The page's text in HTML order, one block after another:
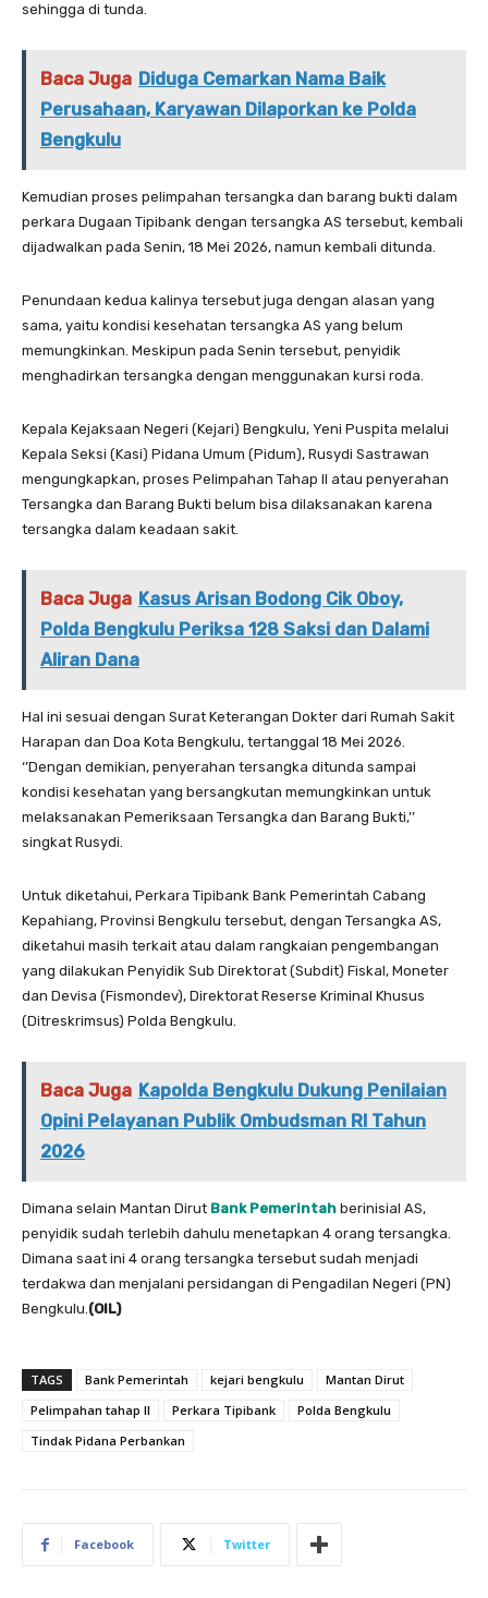
sehingga di tunda.
Baca Juga Diduga Cemarkan Nama Baik
Perusahaan, Karyawan Dilaporkan ke Polda
Bengkulu
Kemudian proses pelimpahan tersangka dan barang bukti dalam
perkara Dugaan Tipibank dengan tersangka AS tersebut, kembali
dijadwalkan pada Senin, 18 Mei 2026, namun kembali ditunda.
Penundaan kedua kalinya tersebut juga dengan alasan yang
sama, yaitu kondisi kesehatan tersangka AS yang belum
memungkinkan. Meskipun pada Senin tersebut, penyidik
menghadirkan tersangka dengan menggunakan kursi roda.
Kepala Kejaksaan Negeri (Kejari) Bengkulu, Yeni Puspita melalui
Kepala Seksi (Kasi) Pidana Umum (Pidum), Rusydi Sastrawan
mengungkapkan, proses Pelimpahan Tahap II atau penyerahan
Tersangka dan Barang Bukti belum bisa dilaksanakan karena
tersangka dalam keadaan sakit.
Baca Juga Kasus Arisan Bodong Cik Oboy,
Polda Bengkulu Periksa 128 Saksi dan Dalami
Aliran Dana
Hal ini sesuai dengan Surat Keterangan Dokter dari Rumah Sakit
Harapan dan Doa Kota Bengkulu, tertanggal 18 Mei 2026.
‘’Dengan demikian, penyerahan tersangka ditunda sampai
kondisi kesehatan yang bersangkutan memungkinkan untuk
melaksanakan Pemeriksaan Tersangka dan Barang Bukti,’’
singkat Rusydi.
Untuk diketahui, Perkara Tipibank Bank Pemerintah Cabang
Kepahiang, Provinsi Bengkulu tersebut, dengan Tersangka AS,
diketahui masih terkait atau dalam rangkaian pengembangan
yang dilakukan Penyidik Sub Direktorat (Subdit) Fiskal, Moneter
dan Devisa (Fismondev), Direktorat Reserse Kriminal Khusus
(Ditreskrimsus) Polda Bengkulu.
Baca Juga Kapolda Bengkulu Dukung Penilaian
Opini Pelayanan Publik Ombudsman RI Tahun
2026
Dimana selain Mantan Dirut Bank Pemerintah berinisial AS,
penyidik sudah terlebih dahulu menetapkan 4 orang tersangka.
Dimana saat ini 4 orang tersangka tersebut sudah menjadi
terdakwa dan menjalani persidangan di Pengadilan Negeri (PN)
Bengkulu.(OIL)
TAGS Bank Pemerintah kejari bengkulu
Mantan Dirut
Pelimpahan tahap II
Perkara Tipibank
Polda Bengkulu
Tindak Pidana Perbankan
Facebook Twitter